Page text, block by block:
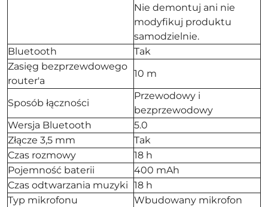
Nie demontuj ani nie
modyfikuj produktu
samodzielnie.
Bluetooth
Tak
Zasięg bezprzewdowego
router'a
10 m
Sposób łączności
Przewodowy i
bezprzewodowy
Wersja Bluetooth
5.0
Złącze 3,5 mm
Tak
Czas rozmowy
18 h
Pojemność baterii
400 mAh
Czas odtwarzania muzyki 18 h
Typ mikrofonu
Wbudowany mikrofon